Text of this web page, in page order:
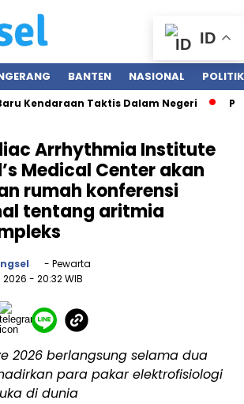
BANTEN NASIONAL POLITIK
Kendaraan Taktis Dalam Negeri
Arrhythmia Institute
Medical Center akan
rumah konferensi
tentang aritmia
- Pewarta
2026 - 20:32 WIB
2026 berlangsung selama dua
para pakar elektrofisiologi
di dunia
ID